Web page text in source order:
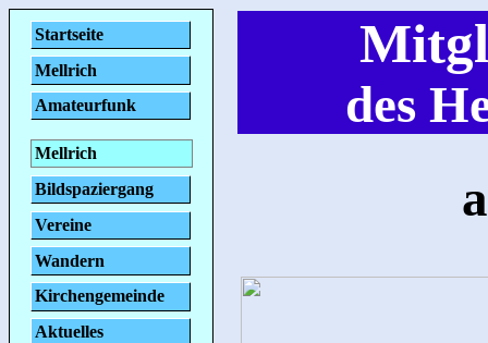
Startseite
Mellrich
Amateurfunk
Mellrich
Bildspaziergang
Vereine
Wandern
Kirchengemeinde
Aktuelles
des